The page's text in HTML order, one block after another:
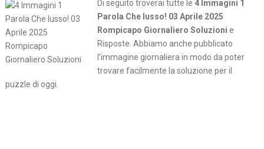
Di seguito troverai tutte le 4 Immagini 1
Parola Che lusso! 03 Aprile 2025
Rompicapo Giornaliero Soluzioni e
Risposte. Abbiamo anche pubblicato
l’immagine giornaliera in modo da poter
trovare facilmente la soluzione per il
puzzle di oggi.